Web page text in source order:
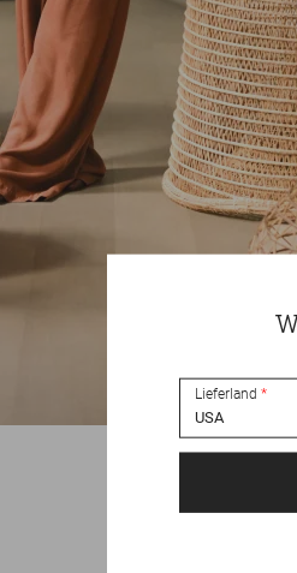
Lieferland